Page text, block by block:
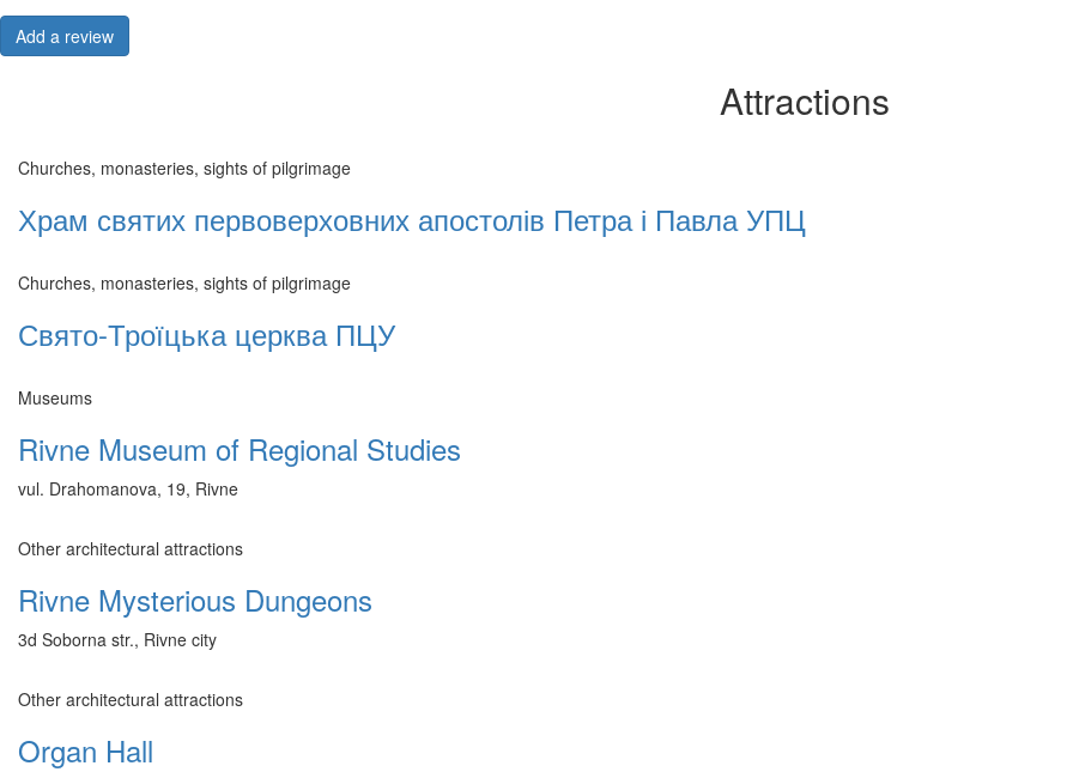
Add a review
Attractions
Churches, monasteries, sights of pilgrimage
Храм святих первоверховних апостолів Петра і Павла УПЦ
Churches, monasteries, sights of pilgrimage
Свято-Троїцька церква ПЦУ
Museums
Rivne Museum of Regional Studies
vul. Drahomanova, 19, Rivne
Other architectural attractions
Rivne Mysterious Dungeons
3d Soborna str., Rivne city
Other architectural attractions
Organ Hall